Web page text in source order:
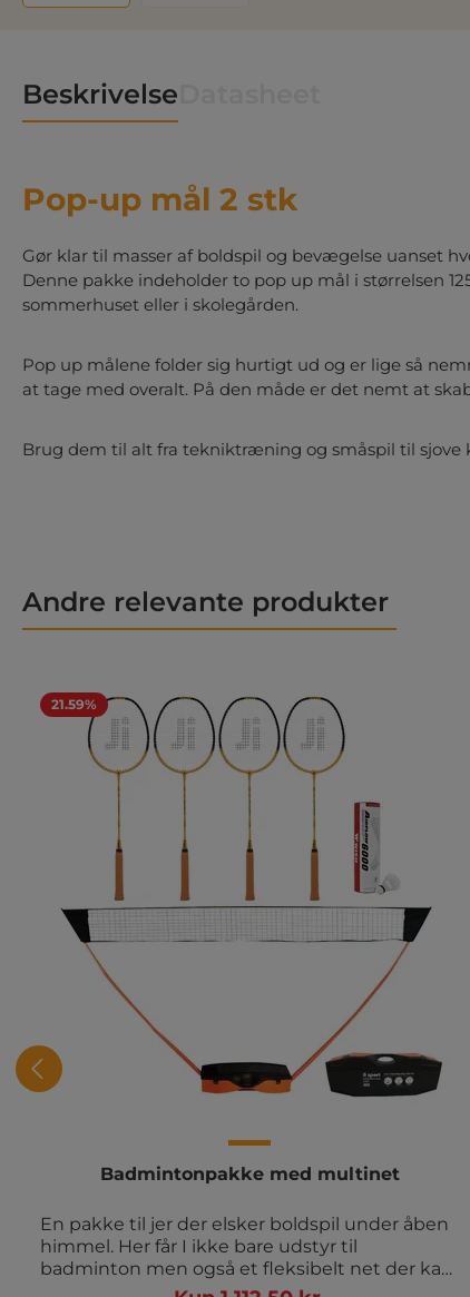
Beskrivelse
Pop-up mål 2 stk
Gør klar til masser af boldspil og bevægelse uanset
Denne pakke indeholder to pop up mål i størrelsen
sommerhuset eller i skolegården.
Pop up målene folder sig hurtigt ud og er lige så
at tage med overalt. På den måde er det nemt at
Brug dem til alt fra tekniktræning og småspil til sjove
Andre relevante produkter
21.59%
Badmintonpakke med multinet
En pakke til jer der elsker boldspil under åben
himmel. Her får I ikke bare udstyr til
badminton men også et fleksibelt net der kan
bruges til flere forskellige aktiviteter. Perfekt til